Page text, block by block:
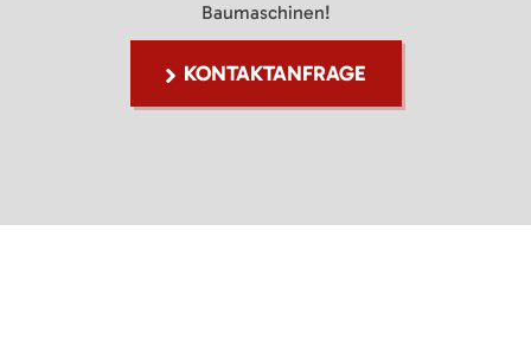
Baumaschinen!
KONTAKTANFRAGE